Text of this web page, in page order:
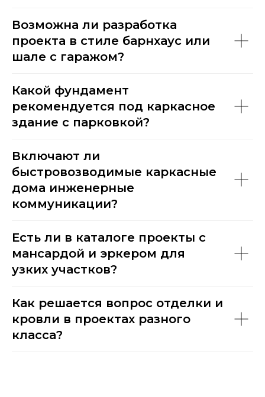
Возможна ли разработка
проекта в стиле барнхаус или
шале с гаражом?
Какой фундамент
рекомендуется под каркасное
здание с парковкой?
Включают ли
быстровозводимые каркасные
дома инженерные
коммуникации?
Есть ли в каталоге проекты с
мансардой и эркером для
узких участков?
Как решается вопрос отделки и
кровли в проектах разного
класса?